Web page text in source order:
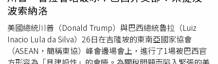
薩衝突的偏向性報導、對川普及以色列的不公描述，以及
「一面倒」的跨性別議題呈現。報告同時點出《廣角鏡》的
剪輯事件，質疑其破壞《BBC》編輯公信力。普雷斯科特在
備忘錄中指《BBC》阿拉伯語部（BBC Arabic）的以巴戰爭
報導呈現「系統性問題」，且部分跨性別議題報導「遭特定
間宣布辭職時表示：「如同所有公共機構，《BBC》並不完
美，我們必須保持開放、透明與負責。」他承認，圍繞
《BBC》新聞部的爭議「理所當然地影響了我的決定」，並
強調身為總裁，他必須為錯誤負最終責任。特納斯隨後也發
表聲明指出，《廣角鏡》事件「已發展到損害《BBC》聲譽
波索納洛
美國總統川普（Donald Trump）與巴西總統魯拉（Luiz
Inacio Lula da Silva）26日在吉隆坡的東南亞國家協會
（ASEAN，簡稱東協）峰會邊場會上，進行了1場被巴西官